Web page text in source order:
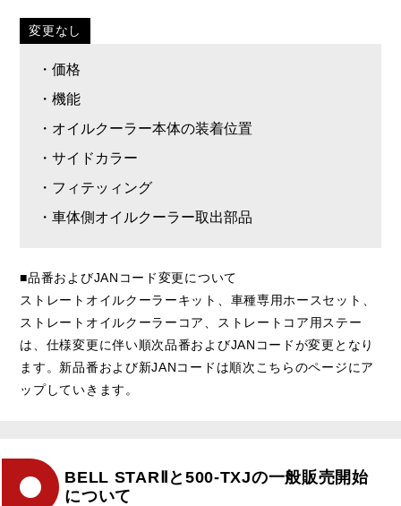
変更なし
・価格
・機能
・オイルクーラー本体の装着位置
・サイドカラー
・フィテッィング
・車体側オイルクーラー取出部品
■品番およびJANコード変更について
ストレートオイルクーラーキット、車種専用ホースセット、
ストレートオイルクーラーコア、ストレートコア用ステー
は、仕様変更に伴い順次品番およびJANコードが変更となり
ます。新品番および新JANコードは順次こちらのページにア
ップしていきます。
BELL STARⅡと500-TXJの一般販売開始
について